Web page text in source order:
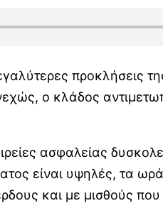
προκλήσεις
ο κλάδος
ασφαλείας
είναι υψηλές, τα
και με μισθούς